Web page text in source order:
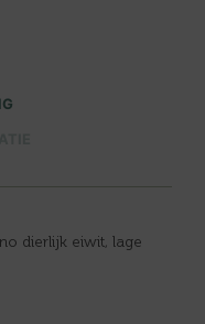
dierlijk eiwit, lage